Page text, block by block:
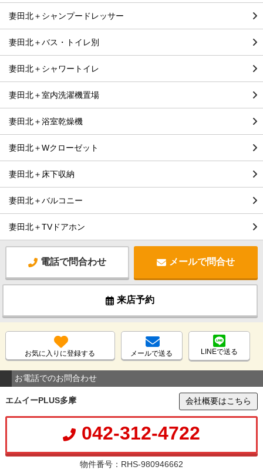
妻田北＋シャンプードレッサー
妻田北＋バス・トイレ別
妻田北＋シャワートイレ
妻田北＋室内洗濯機置場
妻田北＋浴室乾燥機
妻田北＋Wクローゼット
妻田北＋床下収納
妻田北＋バルコニー
妻田北＋TVドアホン
電話で問合わせ メールで問合せ
来店予約
お気に入りに登録する メールで送る LINEで送る
お電話でのお問合わせ
エムイーPLUS多摩 会社概要はこちら
042-312-4722
物件番号：RHS-980946662